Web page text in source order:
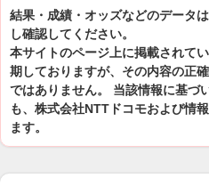
結果・成績・オッズなどのデータ
し確認してください。
本サイトのページ上に掲載されて
期しておりますが、その内容の正
ではありません。 当該情報に基づ
も、株式会社NTTドコモおよび情
ます。